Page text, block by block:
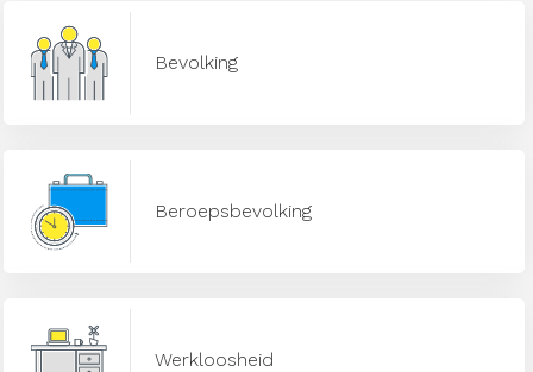
Bevolking
Beroepsbevolking
Werkloosheid